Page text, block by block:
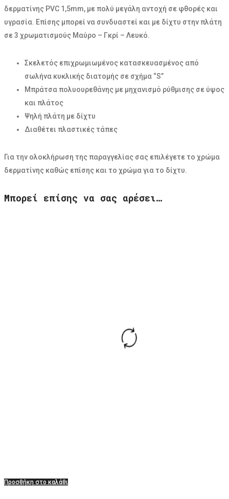
δερματίνης PVC 1,5mm, με πολύ μεγάλη αντοχή σε φθορές και
υγρασία. Επίσης μπορεί να συνδυαστεί και με δίχτυ στην πλάτη
σε 3 χρωματισμούς Μαύρο – Γκρί – Λευκό.
Σκελετός επιχρωμιωμένος κατασκευασμένος από
σωλήνα κυκλικής διατομής σε σχήμα “S”
Μπράτσα πολυουρεθάνης με μηχανισμό ρύθμισης σε ύψος
και πλάτος
Ψηλή πλάτη με δίχτυ
Διαθέτει πλαστικές τάπες
Για την ολοκλήρωση της παραγγελίας σας επιλέγετε το χρώμα
δερματίνης καθώς επίσης και το χρώμα για το δίχτυ.
Μπορεί επίσης να σας αρέσει…
Προσθήκη στο καλάθι